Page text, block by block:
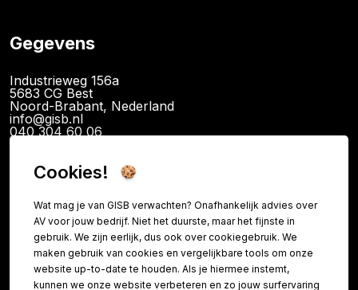
Gegevens
Industrieweg 156a
5683 CG Best
Noord-Brabant, Nederland
info@gisb.nl
040 304 60 06
IBAN NL14INGB0120094886
Informatie
Contact
Cookies!
Wat mag je van GISB verwachten? Onafhankelijk advies over
AV voor jouw bedrijf. Niet het duurste, maar het fijnste in
gebruik. We zijn eerlijk, dus ook over cookiegebruik. We
maken gebruik van cookies en vergelijkbare tools om onze
website up-to-date te houden. Als je hiermee instemt,
kunnen we onze website verbeteren en zo jouw surfervaring